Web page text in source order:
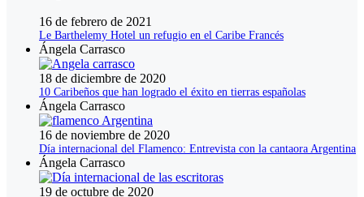
16 de febrero de 2021
Le Barthelemy Hotel un refugio en el Caribe Francés
Ángela Carrasco
18 de diciembre de 2020
10 Caribeños que han logrado el éxito en tierras españolas
Ángela Carrasco
16 de noviembre de 2020
Día internacional del Flamenco: Entrevista con la cantaora Argentina
Ángela Carrasco
19 de octubre de 2020